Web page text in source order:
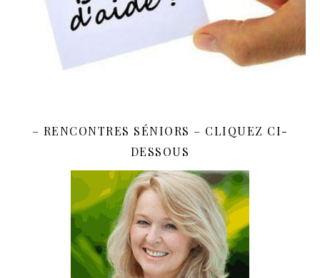
– RENCONTRES SÉNIORS – CLIQUEZ CI-
DESSOUS